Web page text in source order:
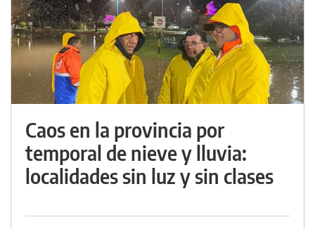
Caos en la provincia por
temporal de nieve y lluvia:
localidades sin luz y sin clases